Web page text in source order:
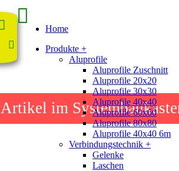
Artikel im
Home
Produkte +
Aluprofile
Aluprofile Zuschnitt
Aluprofile 20x20
Aluprofile 30x30
Aluprofile 40x40
Aluprofile 60x60
Aluprofile 80x80
Aluprofile 40x40 6m
Verbindungstechnik +
Gelenke
Laschen